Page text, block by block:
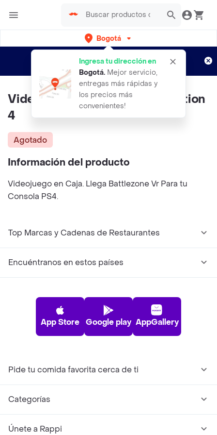
Bogotá
Ingresa tu dirección en
Bogotá. Mejor servicio,
entregas más rápidas y
los precios más
convenientes!
envíos gratis por semanas
Aplican TyC
Videojuego Battlezone Playstation
4
Agotado
Información del producto
Videojuego en Caja. Llega Battlezone Vr Para tu
Consola PS4.
Top Marcas y Cadenas de Restaurantes
Encuéntranos en estos países
App Store Google play AppGallery
Pide tu comida favorita cerca de ti
Categorías
Únete a Rappi